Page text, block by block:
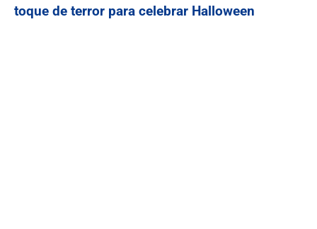
toque de terror para celebrar Halloween